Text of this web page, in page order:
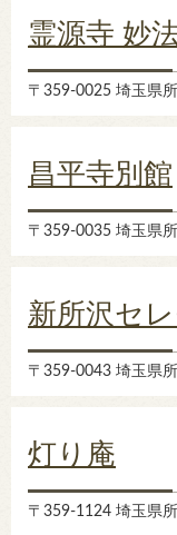
霊源寺 妙
〒359-0025 埼玉県
昌平寺別館
〒359-0035 埼玉県
新所沢セ
〒359-0043 埼玉県
灯り庵
〒359-1124 埼玉県